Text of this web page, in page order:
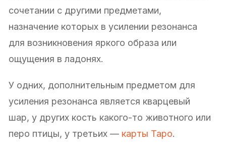
сочетании с другими предметами,
назначение которых в усилении резонанса
для возникновения яркого образа или
ощущения в ладонях.
У одних, дополнительным предметом для
усиления резонанса является кварцевый
шар, у других кость какого-то животного или
перо птицы, у третьих — карты Таро.